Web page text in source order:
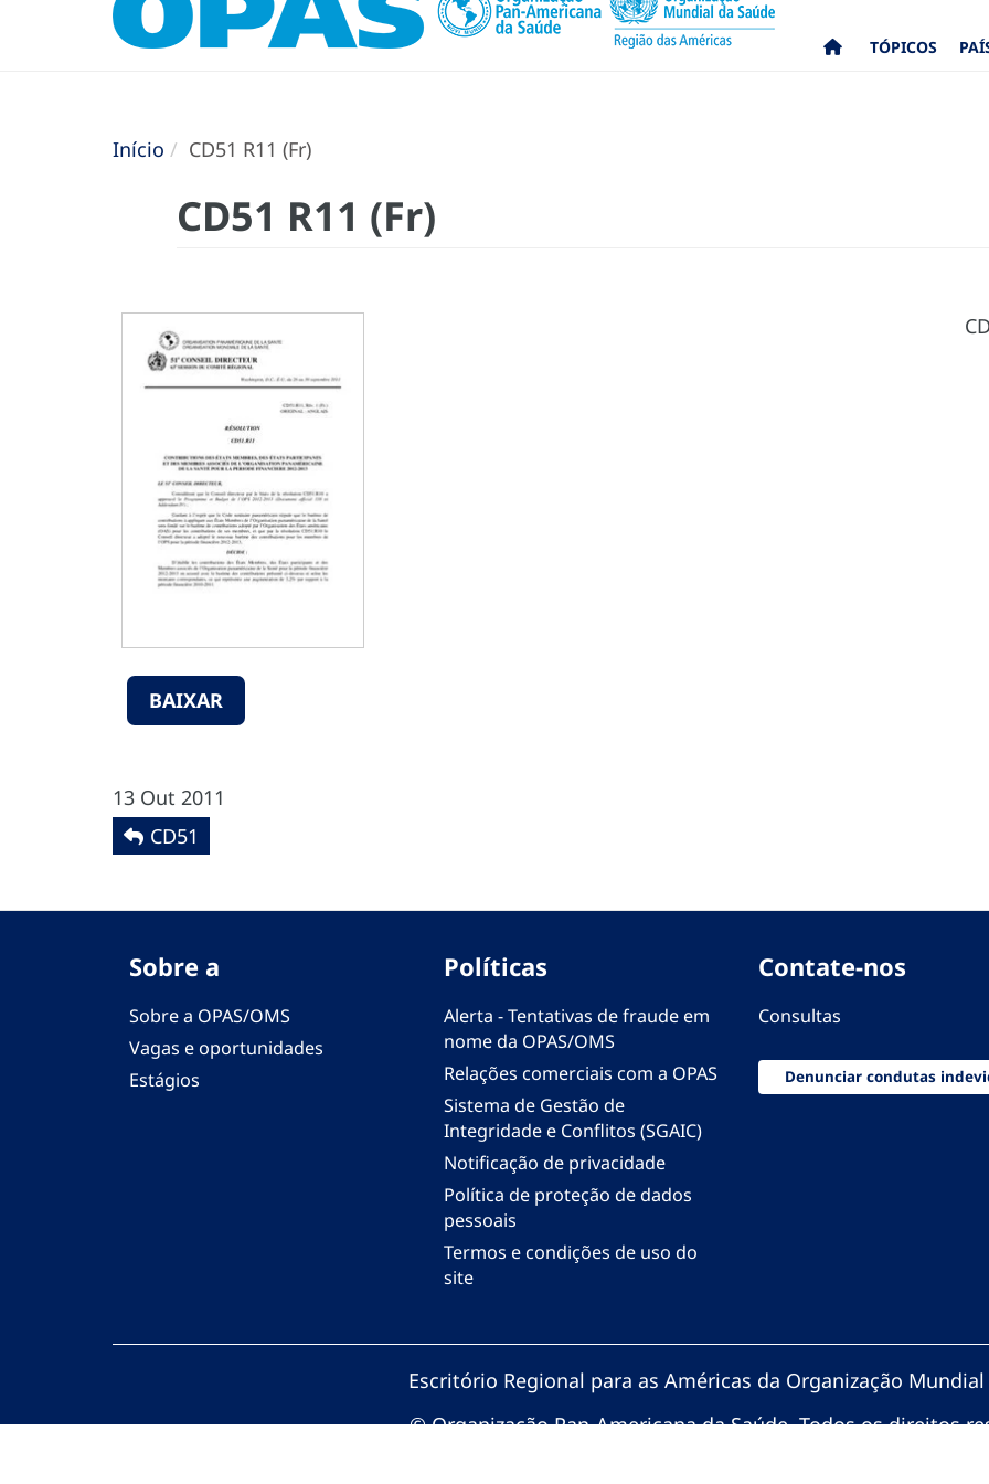
TÓPICOS
Início CD51 R11 (Fr)
CD51 R11 (Fr)
BAIXAR
13 Out 2011
CD51
Sobre a
Sobre a OPAS/OMS
Vagas e oportunidades
Estágios
Políticas
Alerta - Tentativas de fraude em
nome da OPAS/OMS
Relações comerciais com a OPAS
Sistema de Gestão de
Integridade e Conflitos (SGAIC)
Notificação de privacidade
Política de proteção de dados
pessoais
Termos e condições de uso do
site
Contate-nos
Consultas
Denunciar condutas
Escritório Regional para as Américas da Organização Mundial
© Organização Pan-Americana da Saúde. Todos os direitos